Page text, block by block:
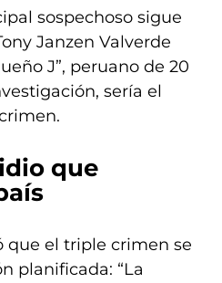
sospechoso sigue
Janzen Valverde
J”, peruano de 20
sería el
que
que el triple crimen se
planificada: “La